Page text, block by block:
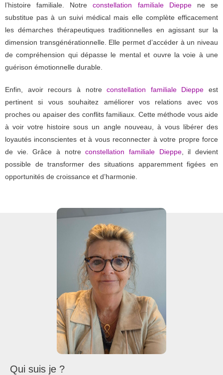
l’histoire familiale. Notreconstellation familiale Dieppene se
substitue pas à un suivi médical mais elle complète efficacement
les démarches thérapeutiques traditionnelles en agissant sur la
dimension transgénérationnelle. Elle permet d’accéder à un niveau
de compréhension qui dépasse le mental et ouvre la voie à une
guérison émotionnelle durable.
Enfin, avoir recours à notreconstellation familiale Dieppe est
pertinent si vous souhaitez améliorer vos relations avec vos
proches ou apaiser des conflits familiaux. Cette méthode vous aide
à voir votre histoire sous un angle nouveau, à vous libérer des
loyautés inconscientes et à vous reconnecter à votre propre force
de vie. Grâce à notreconstellation familiale Dieppe, il devient
possible de transformer des situations apparemment figées en
opportunités de croissance et d’harmonie.
Qui suis je ?